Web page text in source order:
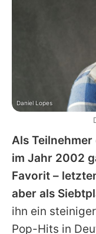
Als
im Jahr 2002
Favorit –
aber als
ihn ein
Pop-Hits in
Daniel Lopes